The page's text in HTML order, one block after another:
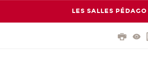
LES SALLES PÉDAGO